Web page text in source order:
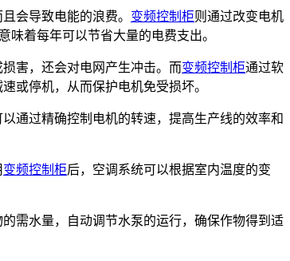
会导致电能的浪费。 变频控制柜则通过改变电机
味着每年可以节省大量的电费支出。
害，还会对电网产生冲击。而变频控制柜通过软
或停机，从而保护电机免受损坏。
以通过精确控制电机的转速，提高生产线的效率和
变频控制柜后，空调系统可以根据室内温度的变
需水量，自动调节水泵的运行，确保作物得到适